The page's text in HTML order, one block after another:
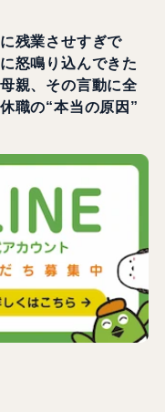
に残業させすぎで
怒鳴り込んできた
親、その言動に全
職の“本当の原因”